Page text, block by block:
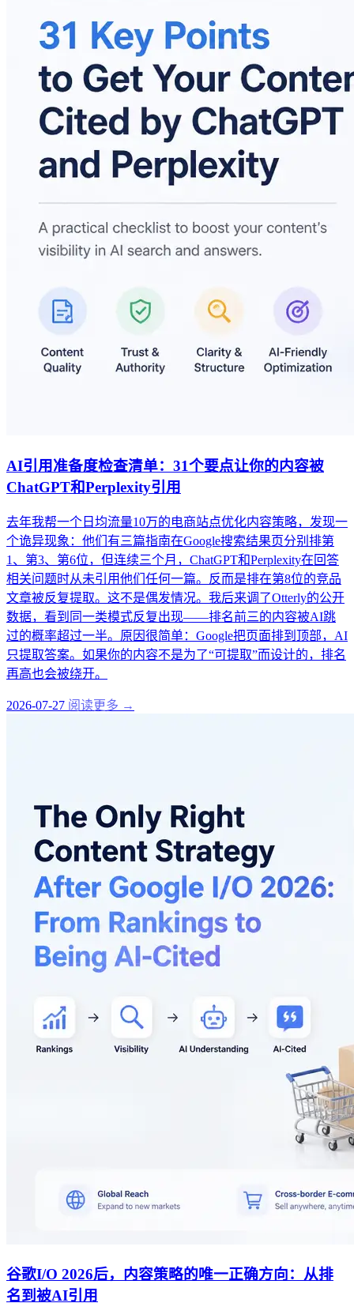
AI引用准备度检查清单：31个要点让你的内容被
ChatGPT和Perplexity引用
去年我帮一个日均流量10万的电商站点优化内容策略，发现一
个诡异现象：他们有三篇指南在Google搜索结果页分别排第
1、第3、第6位，但连续三个月，ChatGPT和Perplexity在回答
相关问题时从未引用他们任何一篇。反而是排在第8位的竞品
文章被反复提取。这不是偶发情况。我后来调了Otterly的公开
数据，看到同一类模式反复出现——排名前三的内容被AI跳
过的概率超过一半。原因很简单：Google把页面排到顶部，AI
只提取答案。如果你的内容不是为了“可提取”而设计的，排名
再高也会被绕开。
2026-07-27 阅读更多 →
谷歌I/O 2026后，内容策略的唯一正确方向：从排
名到被AI引用